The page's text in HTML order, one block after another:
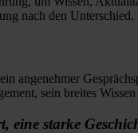
nach den Unterschied.
angenehmer
sein breites
eine starke